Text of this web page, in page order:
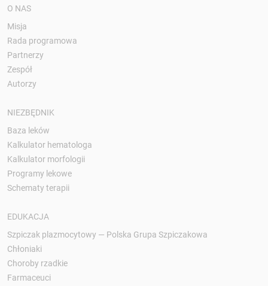
O NAS
Misja
Rada programowa
Partnerzy
Zespół
Autorzy
NIEZBĘDNIK
Baza leków
Kalkulator hematologa
Kalkulator morfologii
Programy lekowe
Schematy terapii
EDUKACJA
Szpiczak plazmocytowy — Polska Grupa Szpiczakowa
Chłoniaki
Choroby rzadkie
Farmaceuci